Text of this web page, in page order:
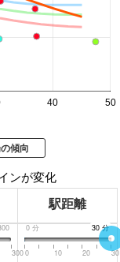
40 50
傾向
ンが変化
駅距離
300
0 分 30 分
30 分
0 10 20 30